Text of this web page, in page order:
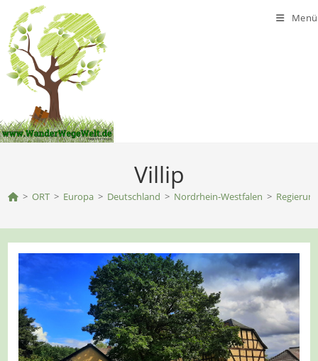
Inhalt
springen
Menü
Villip
> ORT > Europa > Deutschland > Nordrhein-Westfalen >